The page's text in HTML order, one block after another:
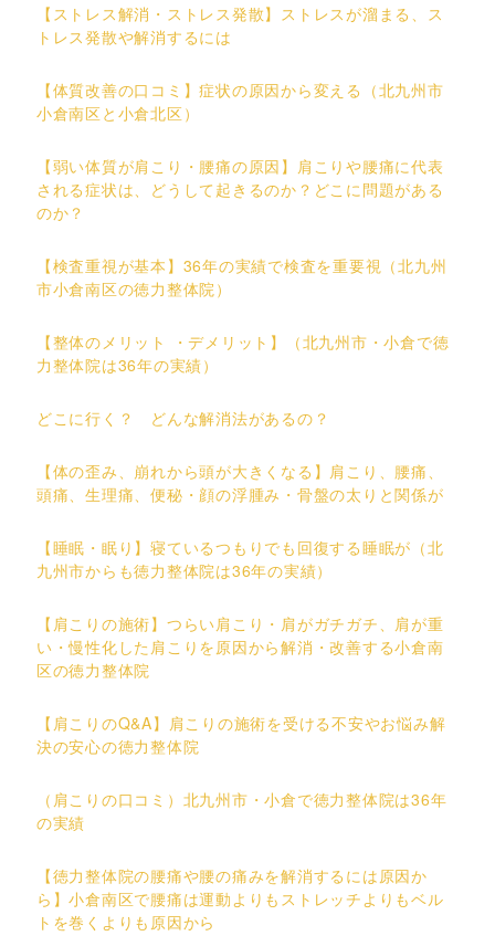
【ストレス解消・ストレス発散】ストレスが溜まる、ス
トレス発散や解消するには
【体質改善の口コミ】症状の原因から変える（北九州市
小倉南区と小倉北区）
【弱い体質が肩こり・腰痛の原因】肩こりや腰痛に代表
される症状は、どうして起きるのか？どこに問題がある
のか？
【検査重視が基本】36年の実績で検査を重要視（北九州
市小倉南区の徳力整体院）
【整体のメリット ・デメリット】（北九州市・小倉で徳
力整体院は36年の実績）
どこに行く？ どんな解消法があるの？
【体の歪み、崩れから頭が大きくなる】肩こり、腰痛、
頭痛、生理痛、便秘・顔の浮腫み・骨盤の太りと関係が
【睡眠・眠り】寝ているつもりでも回復する睡眠が（北
九州市からも徳力整体院は36年の実績）
【肩こりの施術】つらい肩こり・肩がガチガチ、肩が重
い・慢性化した肩こりを原因から解消・改善する小倉南
区の徳力整体院
【肩こりのQ&A】肩こりの施術を受ける不安やお悩み解
決の安心の徳力整体院
（肩こりの口コミ）北九州市・小倉で徳力整体院は36年
の実績
【徳力整体院の腰痛や腰の痛みを解消するには原因か
ら】小倉南区で腰痛は運動よりもストレッチよりもベル
トを巻くよりも原因から